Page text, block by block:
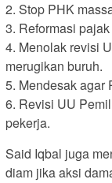
2. Stop PHK
3. Reformasi
4. Menolak revisi
merugikan buruh.
5. Mendesak agar
6. Revisi UU
pekerja.
Said Iqbal juga
diam jika aksi